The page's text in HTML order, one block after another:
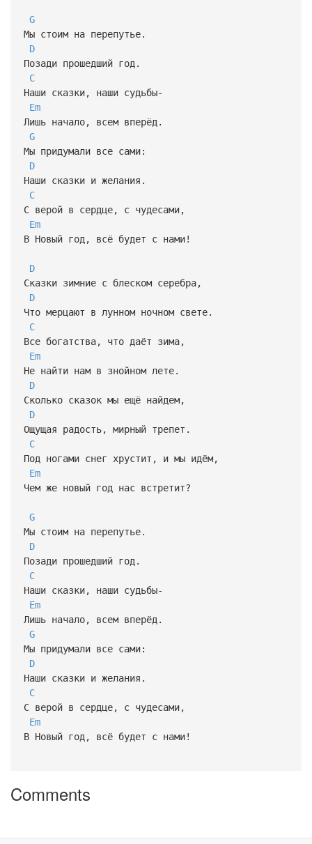
G
Мы стоим на перепутье.
D
Позади прошедший год.
C
Наши сказки, наши судьбы-
Em
Лишь начало, всем вперёд.
G
Мы придумали все сами:
D
Наши сказки и желания.
C
С верой в сердце, с чудесами,
Em
В Новый год, всё будет с нами!
D
Сказки зимние с блеском серебра,
D
Что мерцают в лунном ночном свете.
C
Все богатства, что даёт зима,
Em
Не найти нам в знойном лете.
D
Сколько сказок мы ещё найдем,
D
Ощущая радость, мирный трепет.
C
Под ногами снег хрустит, и мы идём,
Em
Чем же новый год нас встретит?
G
Мы стоим на перепутье.
D
Позади прошедший год.
C
Наши сказки, наши судьбы-
Em
Лишь начало, всем вперёд.
G
Мы придумали все сами:
D
Наши сказки и желания.
C
С верой в сердце, с чудесами,
Em
В Новый год, всё будет с нами!
Comments